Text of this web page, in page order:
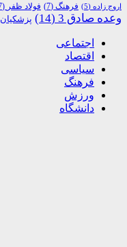
اروج زاده (5) فرهنگ (7) فولاد ظفر (7)
وعده صادق 3 (14) پزشکیان
اجتماعی
اقتصاد
سیاسی
فرهنگ
ورزش
دانشگاه